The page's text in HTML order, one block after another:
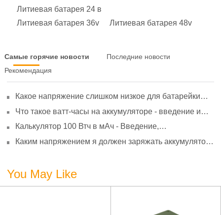
Литиевая батарея 24 в
Литиевая батарея 36v
Литиевая батарея 48v
Самые горячие новости
Последние новости
Рекомендация
Какое напряжение слишком низкое для батарейки
старение
Что такое ватт-часы на аккумуляторе - введение и
Калькулятор 100 Втч в мАч - Введение,
Каким напряжением я должен заряжать аккумулятор
You May Like